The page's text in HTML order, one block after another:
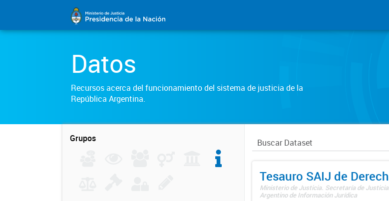
Datos
Recursos acerca del funcionamiento del sistema de justicia de la
República Argentina.
Grupos
Tesauro SAIJ de
Ministerio de Justicia. Secretaría de
Argentino de Información Jurídica